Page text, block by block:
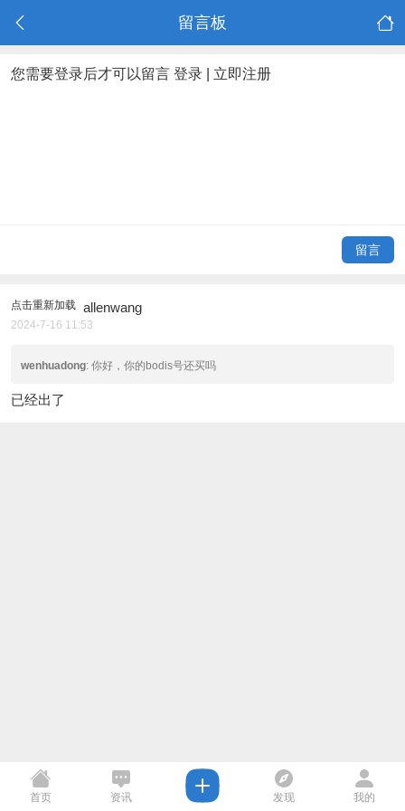
留言板
您需要登录后才可以留言 登录 立即注册
留言
点击重新加载 allenwang
2024-7-16 11:53
wenhuadong: 你好，你的bodis号还买吗
已经出了
首页 资讯 发现 我的